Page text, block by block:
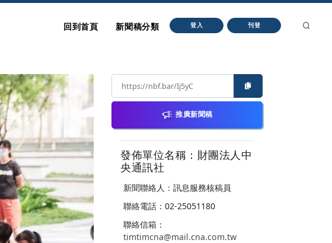
回到首頁 新聞稿分類 登入 刊登
推廣新聞稿
發佈單位名稱：財團法人中
央通訊社
新聞聯絡人：訊息服務核稿員
聯絡電話：02-25051180
聯絡信箱：
timtimcna@mail.cna.com.tw